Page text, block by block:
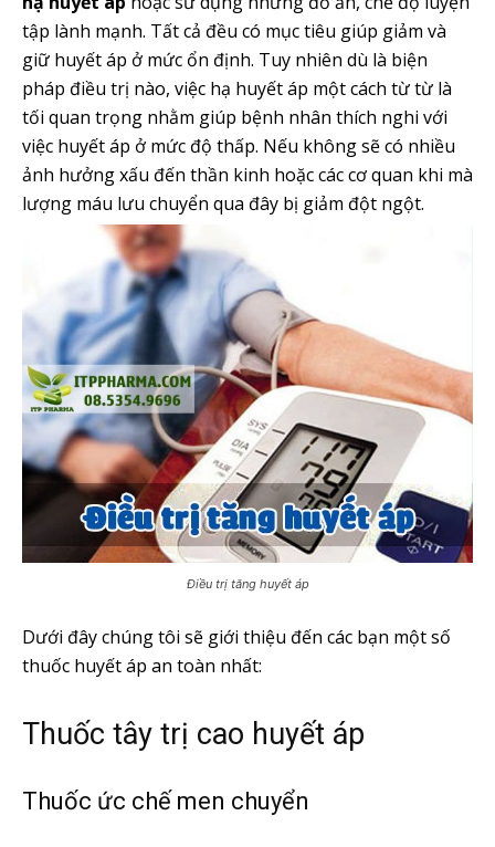
tập lành mạnh. Tất cả đều có mục tiêu giúp giảm và
giữ huyết áp ở mức ổn định. Tuy nhiên dù là biện
pháp điều trị nào, việc hạ huyết áp một cách từ từ là
tối quan trọng nhằm giúp bệnh nhân thích nghi với
việc huyết áp ở mức độ thấp. Nếu không sẽ có nhiều
ảnh hưởng xấu đến thần kinh hoặc các cơ quan khi mà
lượng máu lưu chuyển qua đây bị giảm đột ngột.
Điều trị tăng huyết áp
Dưới đây chúng tôi sẽ giới thiệu đến các bạn một số
thuốc huyết áp an toàn nhất:
Thuốc tây trị cao huyết áp
Thuốc ức chế men chuyển